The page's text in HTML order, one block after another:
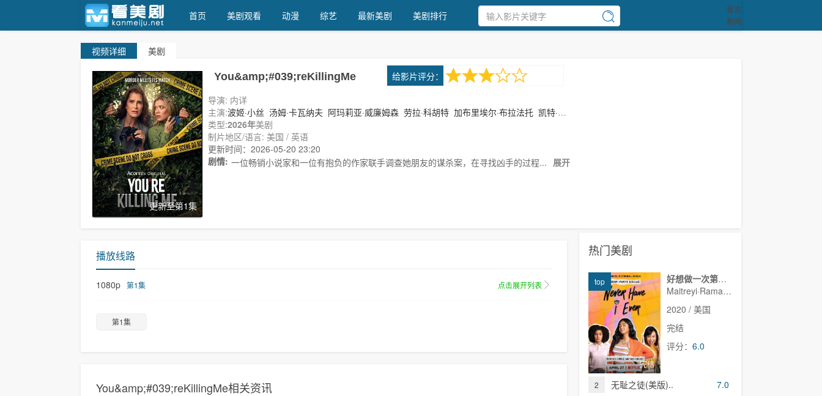
首页 美剧观看 动漫 综艺 最新美剧 美剧排行
留言
新闻
视频详细 美剧
更新至第1集
给影片评分：
You&amp;#039;reKillingMe
导演: 内详
主演:波姬·小丝 汤姆·卡瓦纳夫 阿玛莉亚·威廉姆森 劳拉·科胡特 加布里埃尔·布拉法托 凯特·德
拉蒙德..
类型:2026年美剧
制片地区/语言: 美国 / 英语
更新时间：2026-05-20 23:20
剧情: 一位畅销小说家和一位有抱负的作家联手调查她朋友的谋杀案，在寻找凶手的过程... 展开
播放线路
1080p 第1集 点击展开列表
第1集
You&amp;#039;reKillingMe相关资讯
热门美剧
完结
top
好想做一次第一季
Maitreyi·Ramakrishnan,普娜·贾甘纳坦,李·罗德里格斯,Richa·Moorjani,Martin·Martinez,Benjamin·Norris,亚当·沙皮罗,雷蒙娜·杨,Christina·Kartchner,Jaren·Lewison,Jack·Seavor·McDonald,Darren·Barnet,Dino·Petrera,Aitana·Rinab,Hanna·S
2020 / 美国
完结
评分： 6.0
2 无耻之徒(美版).. 7.0